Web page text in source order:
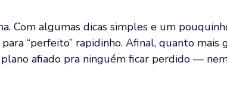
Com algumas dicas simples e um
para “perfeito” rapidinho. Afinal, quanto mais
afiado pra ninguém ficar perdido —